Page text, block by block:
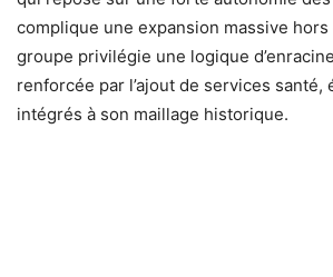
complique une expansion massive
groupe privilégie une logique
renforcée par l’ajout de services
intégrés à son maillage historique.